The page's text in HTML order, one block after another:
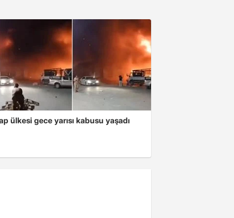
ülkesi gece yarısı kabusu yaşadı